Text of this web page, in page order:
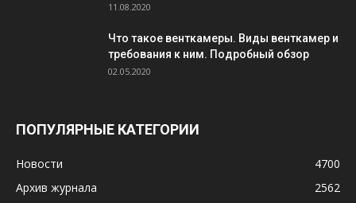
11.08.2020
Что такое венткамеры. Виды венткамер и
требования к ним. Подробный обзор
02.05.2020
ПОПУЛЯРНЫЕ КАТЕГОРИИ
Новости
4700
Архив журнала
2562